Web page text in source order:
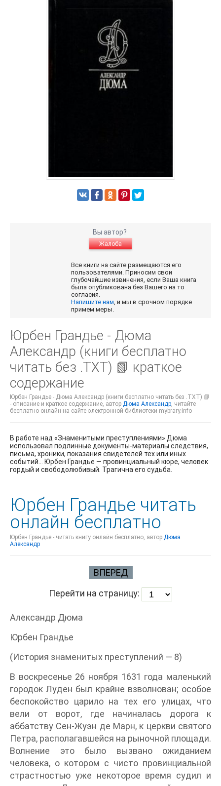
Вы автор?
Жалоба
Все книги на сайте размещаются его
пользователями. Приносим свои
глубочайшие извинения, если Ваша книга
была опубликована без Вашего на то
согласия.
Напишите нам , и мы в срочном порядке
примем меры.
Юрбен Грандье - Дюма
Александр (книги бесплатно
читать без .TXT) 📗 краткое
содержание
Юрбен Грандье - Дюма Александр (книги бесплатно читать без .TXT) 📗
- описание и краткое содержание, автор Дюма Александр , читайте
бесплатно онлайн на сайте электронной библиотеки mybrary.info
В работе над «Знаменитыми преступлениями» Дюма
использовал подлинные документы-материалы следствия,
письма, хроники, показания свидетелей тех или иных
событий… Юрбен Грандье — провинциальный кюре, человек
гордый и свободолюбивый. Трагична его судьба.
Юрбен Грандье читать
онлайн бесплатно
Юрбен Грандье - читать книгу онлайн бесплатно, автор Дюма
Александр
ВПЕРЕД
Перейти на страницу:
Александр Дюма
Юрбен Грандье
(История знаменитых преступлений — 8)
В воскресенье 26 ноября 1631 года маленький
городок Луден был крайне взволнован; особое
беспокойство царило на тех его улицах, что
вели от ворот, где начиналась дорога к
аббатству Сен-Жуэн де Марн, к церкви святого
Петра, располагавшейся на рыночной площади.
Волнение это было вызвано ожиданием
человека, о котором с чисто провинциальной
страстностью уже некоторое время судил и